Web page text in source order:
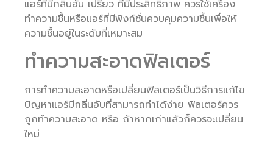
แอร์ที่มีกลิ่่นอับ เปรี้ยว ที่มีประสิทธิภาพ ควรใช้เครื่อง
ทำความชื้นหรือแอร์ที่มีฟังก์ชั่นควบคุมความชื้นเพื่อให้
ความชื้นอยู่ในระดับที่เหมาะสม
ทำความสะอาดฟิลเตอร์
การทำความสะอาดหรือเปลี่ยนฟิลเตอร์เป็นวิธีการแก้ไข
ปัญหาแอร์มีกลิ่นอับที่สามารถทำได้ง่าย ฟิลเตอร์ควร
ถูกทำความสะอาด หรือ ถ้าหากเก่าแล้วก็ควรจะเปลี่ยน
ใหม่